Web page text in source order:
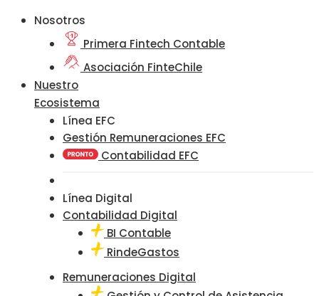
Nosotros
Primera Fintech Contable
Asociación FinteChile
Nuestro
Ecosistema
Línea EFC
Gestión Remuneraciones EFC
Contabilidad EFC
Línea Digital
Contabilidad Digital
BI Contable
RindeGastos
Remuneraciones Digital